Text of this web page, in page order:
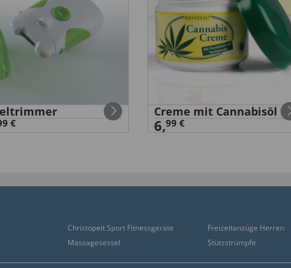
€
Creme mit Cannabisöl
6,99 €
Christopeit Sport Fitnessgeräte Freizeitanzüge Herren
Massagesessel Stützstrümpfe